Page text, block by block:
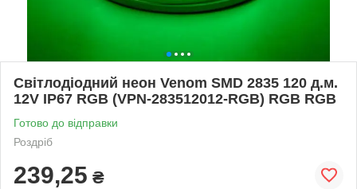
Світлодіодний неон Venom SMD 2835 120 д.м.
12V IP67 RGB (VPN-283512012-RGB) RGB RGB
Готово до відправки
Роздріб
239,25 ₴